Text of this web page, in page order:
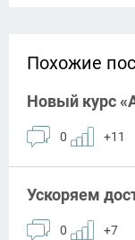
Похожие
Новый курс
0 +11
Ускоряем
0 +7